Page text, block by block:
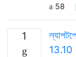
58
1
13.10